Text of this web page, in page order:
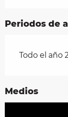
Periodos de
Todo el año
Medios